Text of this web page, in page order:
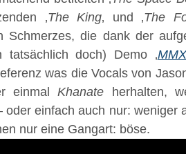
‚The King‚ und ‚The
Schmerzes, die dank der
doch) Demo ‚
was die Vocals von
einmalKhanate herhalten,
oder einfach auch nur: weniger
nur eine Gangart: böse.